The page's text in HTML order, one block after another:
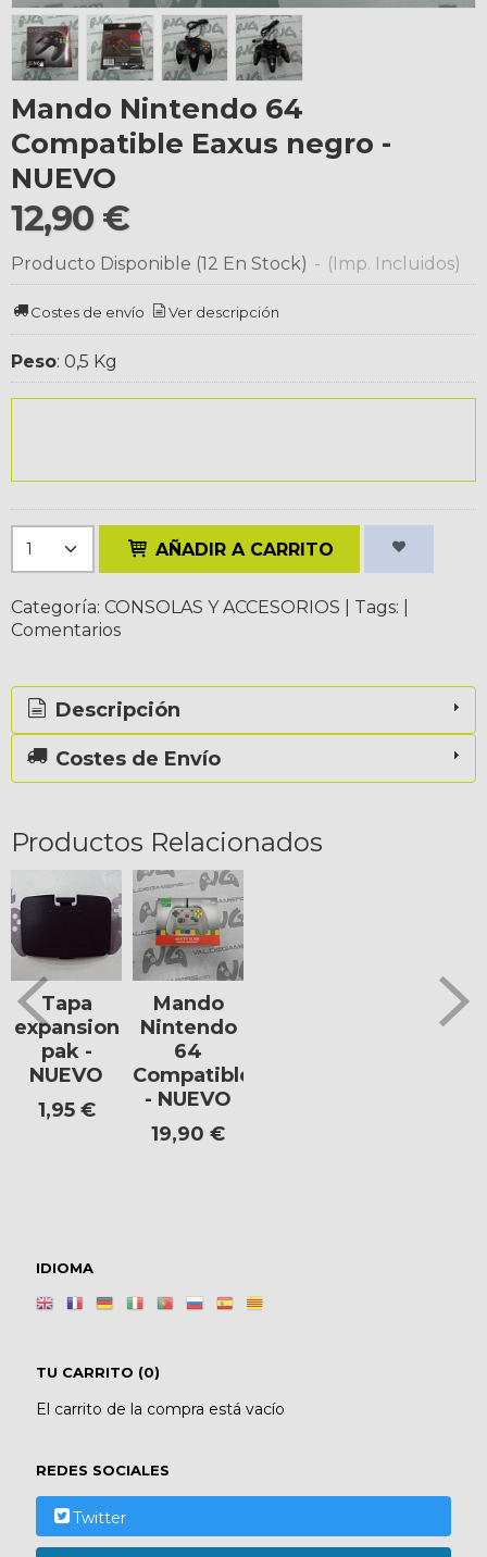
IDIOMA
TU CARRITO (0)
El carrito de la compra está vacío
REDES SOCIALES
Twitter
Mando Nintendo 64
Compatible Eaxus negro -
NUEVO
12,90 €
Producto Disponible (12 En Stock) - (Imp. Incluidos)
Costes de envío Ver descripción
Peso: 0,5 Kg
AÑADIR A CARRITO
Categoría: CONSOLAS Y ACCESORIOS Tags:
Comentarios
Descripción
Costes de Envío
Productos Relacionados
Tapa
expansion
pak -
NUEVO
1,95 €
Mando
Nintendo
64
Compatible
- NUEVO
19,90 €